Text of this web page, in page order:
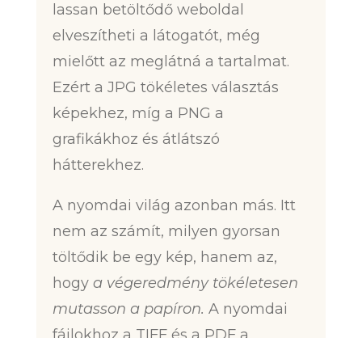
lassan betöltődő weboldal
elveszítheti a látogatót, még
mielőtt az meglátná a tartalmat.
Ezért a JPG tökéletes választás
képekhez, míg a PNG a
grafikákhoz és átlátszó
hátterekhez.
A nyomdai világ azonban más. Itt
nem az számít, milyen gyorsan
töltődik be egy kép, hanem az,
hogy a végeredmény tökéletesen
mutasson a papíron. A nyomdai